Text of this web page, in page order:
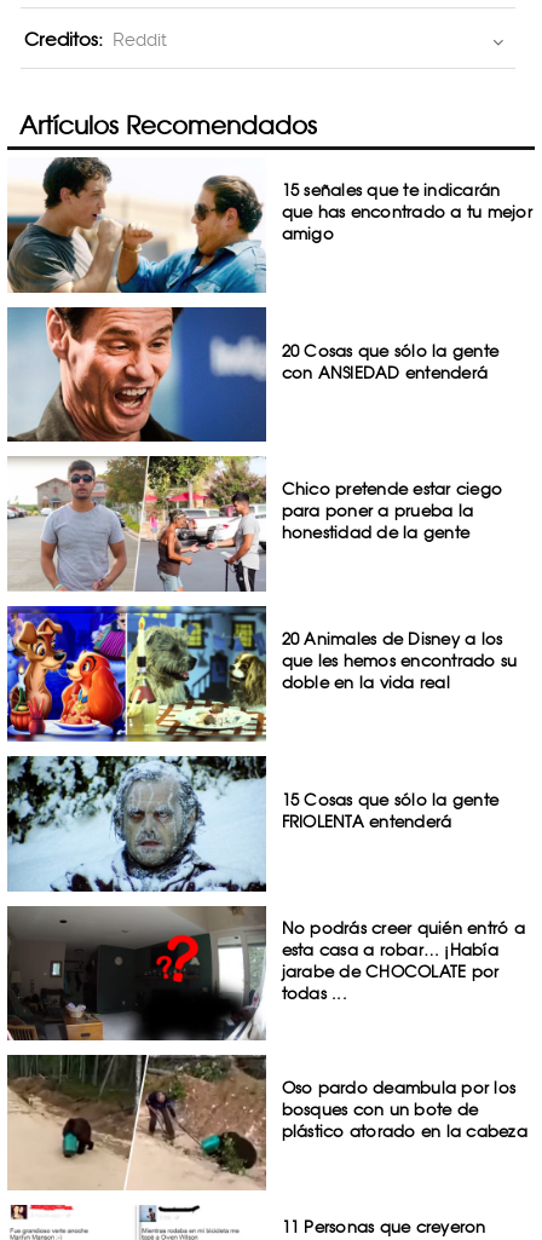
Creditos: Reddit
Artículos Recomendados
15 señales que te indicarán
que has encontrado a tu mejor
amigo
20 Cosas que sólo la gente
con ANSIEDAD entenderá
Chico pretende estar ciego
para poner a prueba la
honestidad de la gente
20 Animales de Disney a los
que les hemos encontrado su
doble en la vida real
15 Cosas que sólo la gente
FRIOLENTA entenderá
No podrás creer quién entró a
esta casa a robar… ¡Había
jarabe de CHOCOLATE por
todas ...
Oso pardo deambula por los
bosques con un bote de
plástico atorado en la cabeza
11 Personas que creyeron